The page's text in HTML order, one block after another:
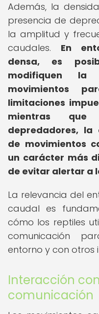
Además, la
presencia de
la amplitud y
caudales. En
densa, es
modifiquen la
movimientos
limitaciones
mientras
depredadores, la
de movimientos
un carácter más
de evitar alertar a
La relevancia del
caudal es
cómo los reptiles
comunicación
entorno y con otros
Interacción
comunicación